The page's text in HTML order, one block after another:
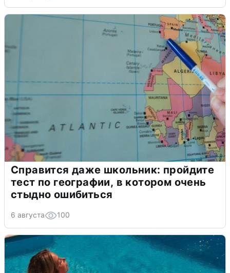
Справится даже школьник: пройдите
тест по географии, в котором очень
стыдно ошибиться
6 августа 100